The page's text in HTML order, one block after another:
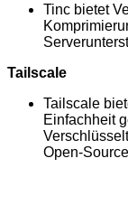
Tinc bietet
Tailscale
Tailscale
Einfachheit
Open-